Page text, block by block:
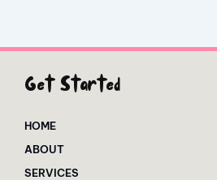
Get Started
HOME
ABOUT
SERVICES